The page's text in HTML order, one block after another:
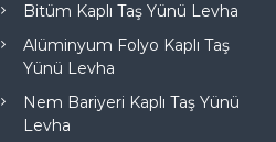
Bitüm Kaplı Taş Yünü Levha
Alüminyum Folyo Kaplı Taş
Yünü Levha
Nem Bariyeri Kaplı Taş Yünü
Levha